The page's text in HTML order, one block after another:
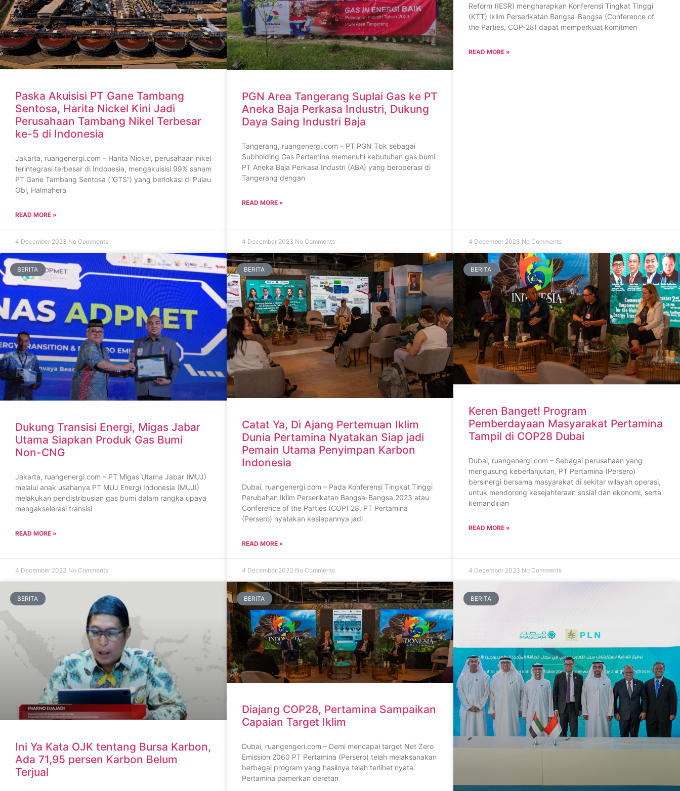
Paska Akuisisi PT Gane Tambang
Sentosa, Harita Nickel Kini Jadi
Perusahaan Tambang Nikel Terbesar
ke-5 di Indonesia
Jakarta, ruangenergi.com – Harita Nickel, perusahaan nikel
terintegrasi terbesar di Indonesia, mengakuisisi 99% saham
PT Gane Tambang Sentosa (“GTS”) yang berlokasi di Pulau
Obi, Halmahera
READ MORE »
4 December 2023 No Comments
PGN Area Tangerang Suplai Gas ke PT
Aneka Baja Perkasa Industri, Dukung
Daya Saing Industri Baja
Tangerang, ruangenergi.com – PT PGN Tbk sebagai
Subholding Gas Pertamina memenuhi kebutuhan gas bumi
PT Aneka Baja Perkasa Industri (ABA) yang beroperasi di
Tangerang dengan
READ MORE »
4 December 2023 No Comments
Reform (IESR) mengharapkan Konferensi Tingkat Tinggi
(KTT) Iklim Perserikatan Bangsa-Bangsa (Conference of
the Parties, COP-28) dapat memperkuat komitmen
READ MORE »
4 December 2023 No Comments
BERITA
Dukung Transisi Energi, Migas Jabar
Utama Siapkan Produk Gas Bumi
Non-CNG
Jakarta, ruangenergi.com – PT Migas Utama Jabar (MUJ)
melalui anak usahanya PT MUJ Energi Indonesia (MUJI)
melakukan pendistribusian gas bumi dalam rangka upaya
mengakselerasi transisi
READ MORE »
4 December 2023 No Comments
BERITA
Catat Ya, Di Ajang Pertemuan Iklim
Dunia Pertamina Nyatakan Siap jadi
Pemain Utama Penyimpan Karbon
Indonesia
Dubai, ruangenergi.com – Pada Konferensi Tingkat Tinggi
Perubahan Iklim Perserikatan Bangsa-Bangsa 2023 atau
Conference of the Parties (COP) 28, PT Pertamina
(Persero) nyatakan kesiapannya jadi
READ MORE »
4 December 2023 No Comments
BERITA
Keren Banget! Program
Pemberdayaan Masyarakat Pertamina
Tampil di COP28 Dubai
Dubai, ruangenergi.com – Sebagai perusahaan yang
mengusung keberlanjutan, PT Pertamina (Persero)
bersinergi bersama masyarakat di sekitar wilayah operasi,
untuk mendorong kesejahteraan sosial dan ekonomi, serta
kemandirian
READ MORE »
4 December 2023 No Comments
BERITA
Ini Ya Kata OJK tentang Bursa Karbon,
Ada 71,95 persen Karbon Belum
Terjual
BERITA
Diajang COP28, Pertamina Sampaikan
Capaian Target Iklim
Dubai, ruangengeri.com – Demi mencapai target Net Zero
Emission 2060 PT Pertamina (Persero) telah melaksanakan
berbagai program yang hasilnya telah terlihat nyata.
Pertamina pamerkan deretan
BERITA